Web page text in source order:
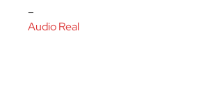
–
Audio Real